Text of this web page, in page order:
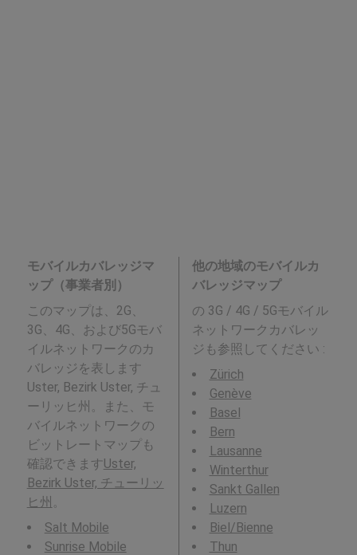
モバイルカバレッジマ
ップ（事業者別）
このマップは、2G、
3G、4G、および5Gモバ
イルネットワークのカ
バレッジを表します
Uster, Bezirk Uster, チュ
ーリッヒ州。また、モ
バイルネットワークの
ビットレートマップも
確認できます Uster,
Bezirk Uster, チューリッ
ヒ州 。
Salt Mobile
Sunrise Mobile
他の地域のモバイルカ
バレッジマップ
の 3G / 4G / 5Gモバイル
ネットワークカバレッ
ジも参照してください :
Zürich
Genève
Basel
Bern
Lausanne
Winterthur
Sankt Gallen
Luzern
Biel/Bienne
Thun